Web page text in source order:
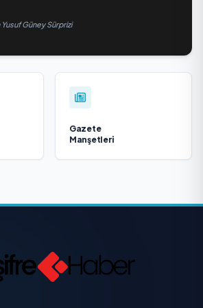
Güney Sürprizi
Gazete
Manşetleri